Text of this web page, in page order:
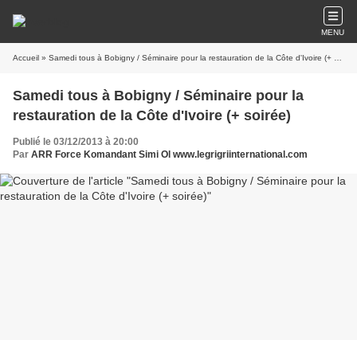
MENU
Accueil » Samedi tous à Bobigny / Séminaire pour la restauration de la Côte d'Ivoire (+ soirée)
Samedi tous à Bobigny / Séminaire pour la
restauration de la Côte d'Ivoire (+ soirée)
Publié le 03/12/2013 à 20:00
Par ARR Force Komandant Simi Ol www.legrigriinternational.com